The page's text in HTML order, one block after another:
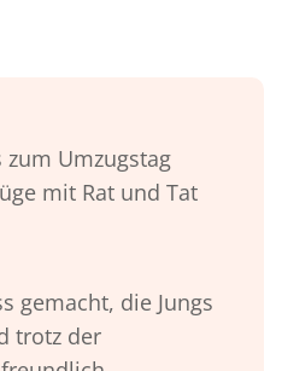
Umzugstag
mit Rat und Tat
gemacht, die Jungs
trotz der